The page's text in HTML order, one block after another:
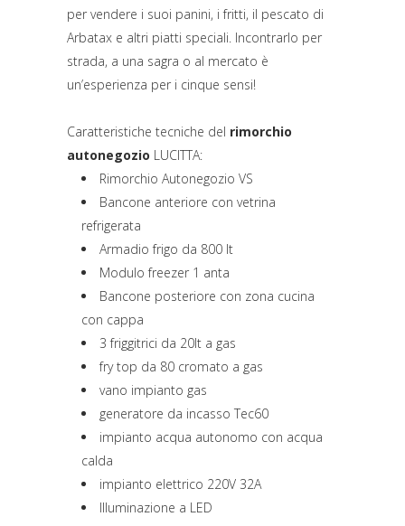
per vendere i suoi panini, i fritti, il pescato di
Arbatax e altri piatti speciali. Incontrarlo per
strada, a una sagra o al mercato è
un’esperienza per i cinque sensi!
Caratteristiche tecniche del rimorchio
autonegozio LUCITTA:
Rimorchio Autonegozio VS
Bancone anteriore con vetrina
refrigerata
Armadio frigo da 800 lt
Modulo freezer 1 anta
Bancone posteriore con zona cucina
con cappa
3 friggitrici da 20lt a gas
fry top da 80 cromato a gas
vano impianto gas
generatore da incasso Tec60
impianto acqua autonomo con acqua
calda
impianto elettrico 220V 32A
Illuminazione a LED